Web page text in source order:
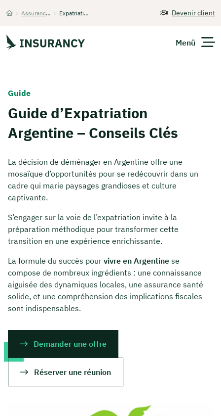
> Assurance santé internationale > Expatriation Argentine Devenir client
Menü
Guide
Guide d’Expatriation
Argentine – Conseils Clés
La décision de déménager en Argentine offre une
mosaïque d’opportunités pour se redécouvrir dans un
cadre qui marie paysages grandioses et culture
captivante.
S’engager sur la voie de l’expatriation invite à la
préparation méthodique pour transformer cette
transition en une expérience enrichissante.
La formule du succès pour vivre en Argentine se
compose de nombreux ingrédients : une connaissance
aiguisée des dynamiques locales, une assurance santé
solide, et une compréhension des implications fiscales
sont indispensables.
Demander une offre
Réserver une réunion